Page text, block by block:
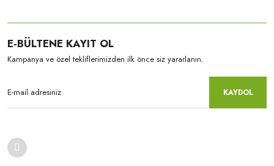
E-BÜLTENE KAYIT OL
Kampanya ve özel tekliflerimizden ilk önce siz yararlanın.
KAYDOL